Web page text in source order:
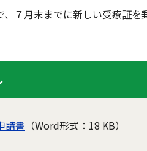
７月末までに新しい受療証を
請書 （Word形式：18 KB）